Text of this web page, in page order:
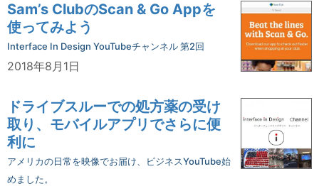
Sam’s ClubのScan & Go Appを
使ってみよう
Interface In Design YouTubeチャンネル 第2回
2018年8月1日
ドライブスルーでの処方薬の受け
取り、モバイルアプリでさらに便
利に
アメリカの日常を映像でお届け、ビジネスYouTube始
めました。